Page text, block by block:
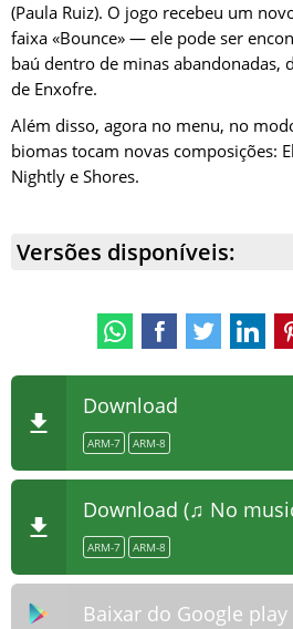
(Paula Ruiz). O jogo recebeu um
faixa «Bounce» — ele pode ser
baú dentro de minas abandonadas,
de Enxofre.
Além disso, agora no menu, no
biomas tocam novas composições:
Nightly e Shores.
Versões disponíveis:
Download
ARM-7 ARM-8
Download (♫ No
ARM-7 ARM-8
Baixar do Google play